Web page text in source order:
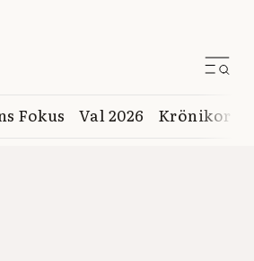
Fokus Val 2026 Krönikor